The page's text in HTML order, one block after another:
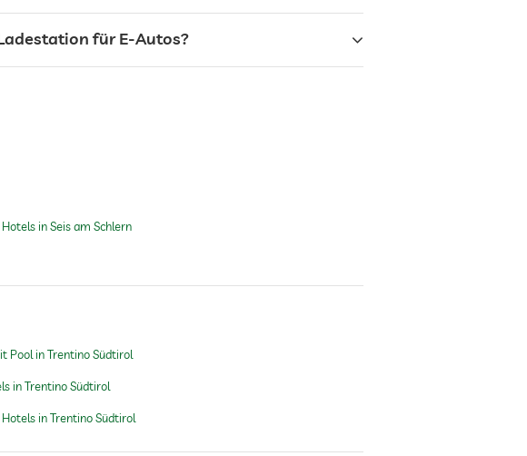
für E-Autos?
in Seis am Schlern
Pool in Trentino Südtirol
in Trentino Südtirol
in Trentino Südtirol